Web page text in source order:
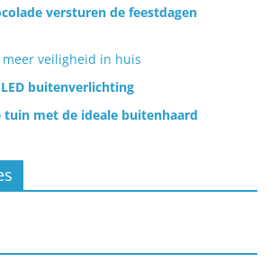
versturen de feestdagen
veiligheid in huis
buitenverlichting
tuin met de ideale buitenhaard